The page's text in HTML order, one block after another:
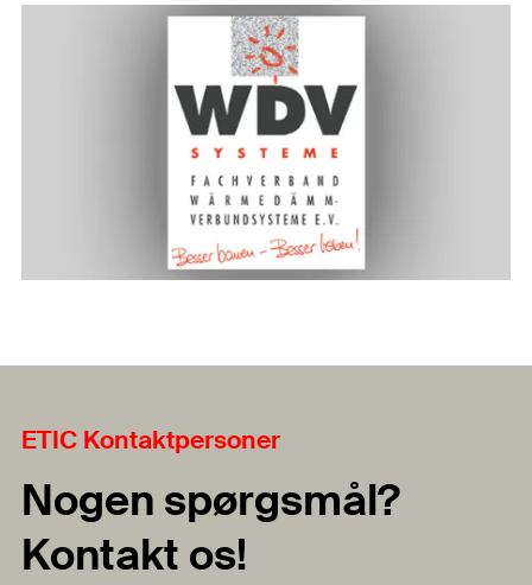
ETIC Kontaktpersoner
Nogen spørgsmål?
Kontakt os!